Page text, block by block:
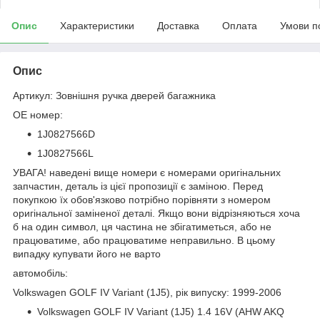
Опис Характеристики Доставка Оплата Умови
Опис
Артикул: Зовнішня ручка дверей багажника
OE номер:
1J0827566D
1J0827566L
УВАГА! наведені вище номери є номерами оригінальних
запчастин, деталь із цієї пропозиції є заміною. Перед
покупкою їх обов'язково потрібно порівняти з номером
оригінальної заміненої деталі. Якщо вони відрізняються хоча
б на один символ, ця частина не збігатиметься, або не
працюватиме, або працюватиме неправильно. В цьому
випадку купувати його не варто
автомобіль:
Volkswagen GOLF IV Variant (1J5), рік випуску: 1999-2006
Volkswagen GOLF IV Variant (1J5) 1.4 16V (AHW AKQ